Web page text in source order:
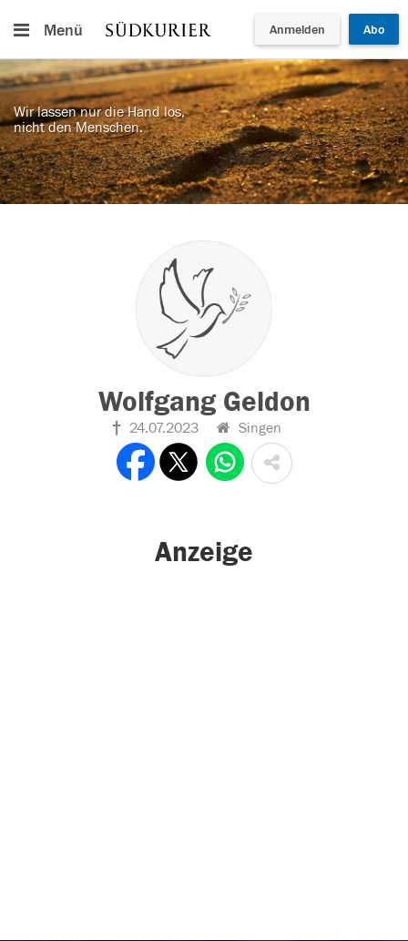
Menü Anmelden Abo
Wir lassen nur die Hand los,
nicht den Menschen.
Wolfgang Geldon
24.07.2023 Singen
Anzeige